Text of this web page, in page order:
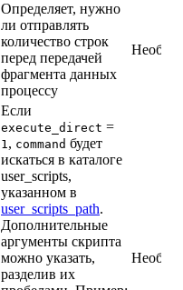
Определяет, нужно
ли отправлять
количество строк
перед передачей
фрагмента данных
процессу
Если
execute_direct =
1, command будет
искаться в каталоге
user_scripts,
указанном в
user_scripts_path.
Дополнительные
аргументы скрипта
можно указать,
разделив их